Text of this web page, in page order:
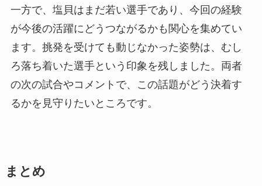
一方で、塩貝はまだ若い選手であり、今回の経験
が今後の活躍にどうつながるかも関心を集めてい
ます。挑発を受けても動じなかった姿勢は、むし
ろ落ち着いた選手という印象を残しました。両者
の次の試合やコメントで、この話題がどう決着す
るかを見守りたいところです。
まとめ